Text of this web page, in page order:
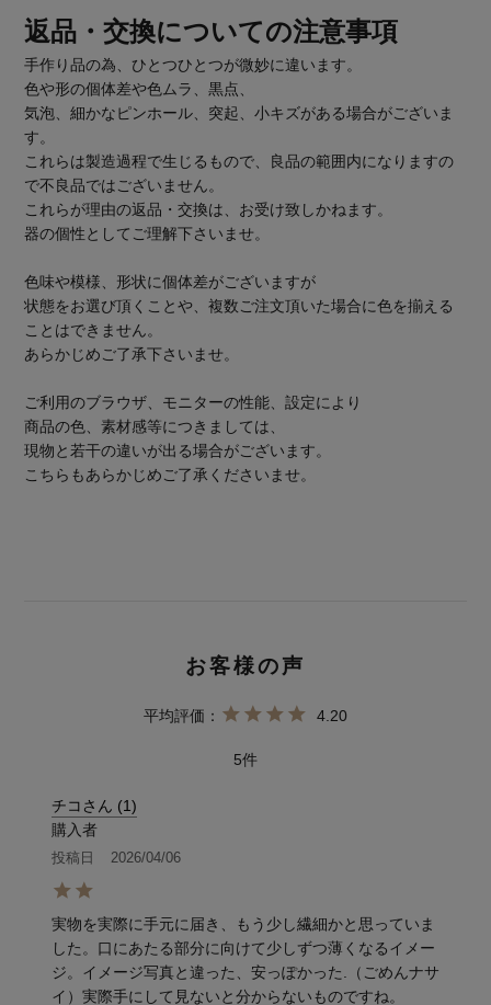
返品・交換についての注意事項
手作り品の為、ひとつひとつが微妙に違います。
色や形の個体差や色ムラ、黒点、
気泡、細かなピンホール、突起、小キズがある場合がございま
す。
これらは製造過程で生じるもので、良品の範囲内になりますの
で不良品ではございません。
これらが理由の返品・交換は、お受け致しかねます。
器の個性としてご理解下さいませ。
色味や模様、形状に個体差がございますが
状態をお選び頂くことや、複数ご注文頂いた場合に色を揃える
ことはできません。
あらかじめご了承下さいませ。
ご利用のブラウザ、モニターの性能、設定により
商品の色、素材感等につきましては、
現物と若干の違いが出る場合がございます。
こちらもあらかじめご了承くださいませ。
4.20
5
チコさん 1
購入者
投稿日 2026/04/06
実物を実際に手元に届き、もう少し繊細かと思っていま
した。口にあたる部分に向けて少しずつ薄くなるイメー
ジ。イメージ写真と違った、安っぽかった.（ごめんナサ
イ）実際手にして見ないと分からないものですね。